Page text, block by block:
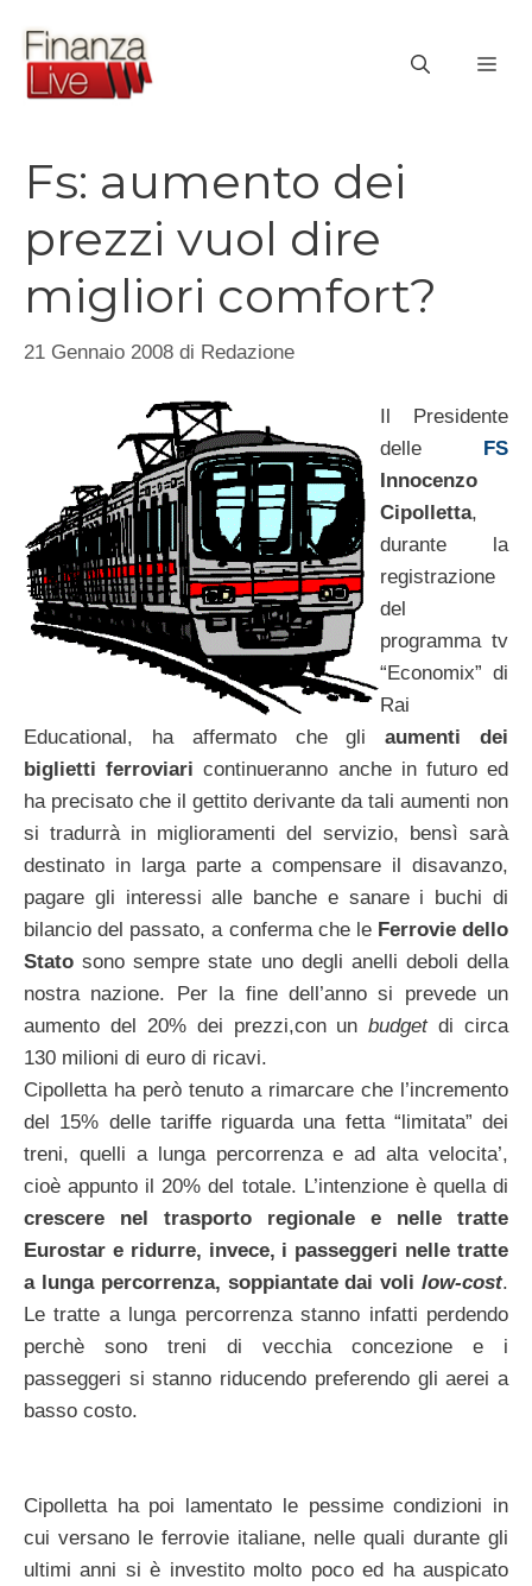
contenuto
Fs: aumento dei
prezzi vuol dire
migliori comfort?
21 Gennaio 2008 di Redazione
Il Presidente
delle
FS
Innocenzo
Cipolletta,
durante la
registrazione
del
programma tv
“Economix” di
Rai
Educational, ha affermato che gliaumenti dei
biglietti ferroviari continueranno anche in futuro ed
ha precisato che il gettito derivante da tali aumenti non
si tradurrà in miglioramenti del servizio, bensì sarà
destinato in larga parte a compensare il disavanzo,
pagare gli interessi alle banche e sanare i buchi di
bilancio del passato, a conferma che le Ferrovie dello
Stato sono sempre state uno degli anelli deboli della
nostra nazione. Per la fine dell’anno si prevede un
aumento del 20% dei prezzi,con unbudgetdi circa
130 milioni di euro di ricavi.
Cipolletta ha però tenuto a rimarcare che l’incremento
del 15% delle tariffe riguarda una fetta “limitata” dei
treni, quelli a lunga percorrenza e ad alta velocita’,
cioè appunto il 20% del totale. L’intenzione è quella di
crescere nel trasporto regionale e nelle tratte
Eurostar e ridurre, invece, i passeggeri nelle tratte
a lunga percorrenza, soppiantate dai voli low-cost.
Le tratte a lunga percorrenza stanno infatti perdendo
perchè sono treni di vecchia concezione e i
passeggeri si stanno riducendo preferendo gli aerei a
basso costo.
Cipolletta ha poi lamentato le pessime condizioni in
cui versano le ferrovie italiane, nelle quali durante gli
ultimi anni si è investito molto poco ed ha auspicato